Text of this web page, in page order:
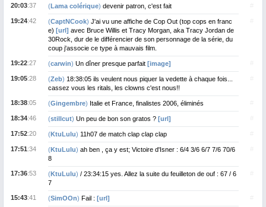
20:03:37 (Lama colérique) devenir patron, c'est fait
19:24:42 (CaptNCook) J'ai vu une affiche de Cop Out (top cops en franc
e) [url] avec Bruce Willis et Tracy Morgan, aka Tracy Jordan de
30Rock, dur de le différencier de son personnage de la série, du
coup j'associe ce type à mauvais film.
19:22:27 (carwin) Un dîner presque parfait [image]
19:05:28 (Zeb) 18:38:05 ils veulent nous piquer la vedette à chaque fois...
cassez vous les ritals, les clowns c'est nous!!
18:38:05 (Gingembre) Italie et France, finalistes 2006, éliminés
18:34:46 (stillcut) Un peu de bon son gratos ? [url]
17:52:20 (KtuLulu) 11h07 de match clap clap clap
17:51:34 (KtuLulu) ah ben , ça y est; Victoire d'Isner : 6/4 3/6 6/7 7/6 70/6
8
17:36:53 (KtuLulu) / 23:34:15 yes. Allez la suite du feuilleton de ouf : 67 / 6
7
15:43:41 (SimOOn) Fail : [url]